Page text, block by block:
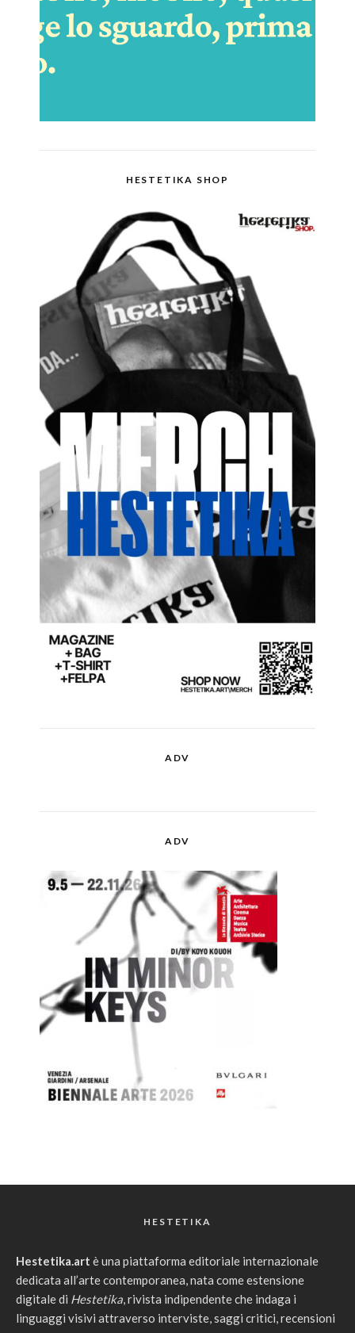
HESTETIKA SHOP
ADV
ADV
HESTETIKA
Hestetika.art è una piattaforma editoriale internazionale
dedicata all’arte contemporanea, nata come estensione
digitale di Hestetika, rivista indipendente che indaga i
linguaggi visivi attraverso interviste, saggi critici, recensioni